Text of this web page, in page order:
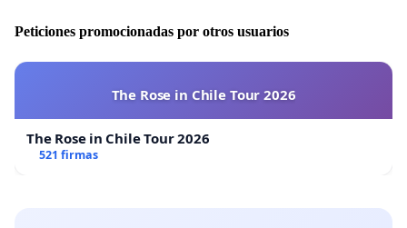
Peticiones promocionadas por otros usuarios
The Rose in Chile Tour 2026
The Rose in Chile Tour 2026
521 firmas